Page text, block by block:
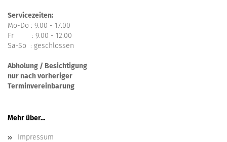
Servicezeiten:
Mo-Do : 9.00 - 17.00
Fr : 9.00 - 12.00
Sa-So : geschlossen
Abholung / Besichtigung
nur nach vorheriger
Terminvereinbarung
Mehr über...
Impressum